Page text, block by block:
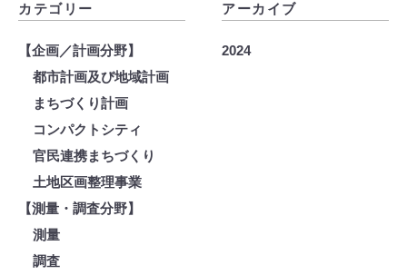
カテゴリー
【企画／計画分野】
都市計画及び地域計画
まちづくり計画
コンパクトシティ
官民連携まちづくり
土地区画整理事業
【測量・調査分野】
測量
調査
アーカイブ
2024